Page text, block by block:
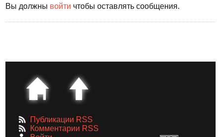
Вы должны войти чтобы оставлять сообщения.
Публикации RSS
Комментарии RSS